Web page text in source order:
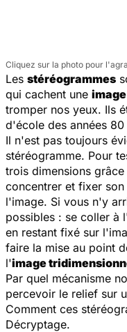
Cliquez sur la photo pour
Les stéréogrammes
qui cachent une
tromper nos yeux. Ils
d'école des années
Il n'est pas toujours
stéréogramme. Pour
trois dimensions
concentrer et fixer
l'image. Si vous n'y
possibles : se coller à
en restant fixé sur
faire la mise au point
l'image
Par quel mécanisme
percevoir le relief sur
Comment ces
Décryptage.